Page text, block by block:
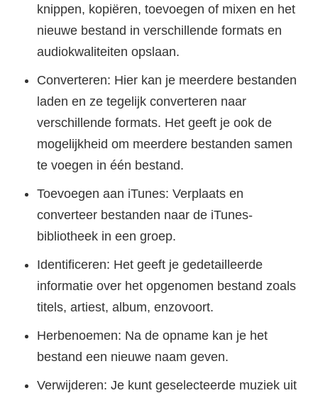
knippen, kopiëren, toevoegen of mixen en het
nieuwe bestand in verschillende formats en
audiokwaliteiten opslaan.
Converteren: Hier kan je meerdere bestanden
laden en ze tegelijk converteren naar
verschillende formats. Het geeft je ook de
mogelijkheid om meerdere bestanden samen
te voegen in één bestand.
Toevoegen aan iTunes: Verplaats en
converteer bestanden naar de iTunes-
bibliotheek in een groep.
Identificeren: Het geeft je gedetailleerde
informatie over het opgenomen bestand zoals
titels, artiest, album, enzovoort.
Herbenoemen: Na de opname kan je het
bestand een nieuwe naam geven.
Verwijderen: Je kunt geselecteerde muziek uit